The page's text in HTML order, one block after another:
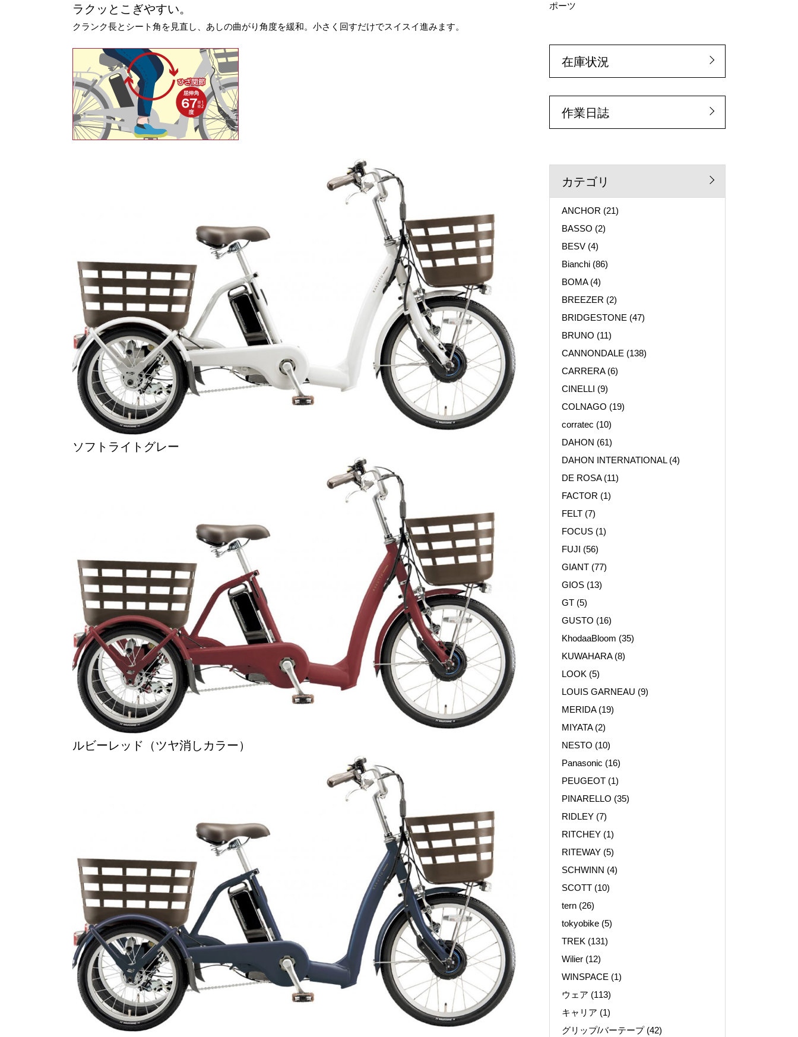
ラクッとこぎやすい。
クランク長とシート角を見直し、あしの曲がり角度を緩和。小さく回すだけでスイスイ進みます。
ソフトライトグレー
ルビーレッド（ツヤ消しカラー）
ポーツ
在庫状況
作業日誌
カテゴリ
ANCHOR (21)
BASSO (2)
BESV (4)
Bianchi (86)
BOMA(4)
BREEZER (2)
BRIDGESTONE (47)
BRUNO (11)
CANNONDALE (138)
CARRERA(6)
CINELLI (9)
COLNAGO (19)
corratec (10)
DAHON (61)
DAHON INTERNATIONAL(4)
DE ROSA(11)
FACTOR (1)
FELT (7)
FOCUS (1)
FUJI (56)
GIANT (77)
GIOS (13)
GT (5)
GUSTO (16)
KhodaaBloom (35)
KUWAHARA(8)
LOOK (5)
LOUIS GARNEAU (9)
MERIDA(19)
MIYATA(2)
NESTO (10)
Panasonic (16)
PEUGEOT (1)
PINARELLO (35)
RIDLEY (7)
RITCHEY (1)
RITEWAY (5)
SCHWINN (4)
SCOTT (10)
tern (26)
tokyobike (5)
TREK (131)
Wilier (12)
WINSPACE (1)
ウェア (113)
キャリア (1)
グリップ/バーテープ(42)